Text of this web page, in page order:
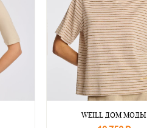
WEILL ДОМ МОДЫ